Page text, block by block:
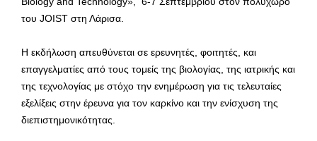
του JOIST στη Λάρισα.
Η εκδήλωση απευθύνεται σε ερευνητές, φοιτητές, και
επαγγελματίες από τους τομείς της βιολογίας, της ιατρικής και
της τεχνολογίας με στόχο την ενημέρωση για τις τελευταίες
εξελίξεις στην έρευνα για τον καρκίνο και την ενίσχυση της
διεπιστημονικότητας.